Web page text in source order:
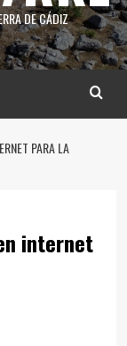
DE CÁDIZ
PARA LA
internet